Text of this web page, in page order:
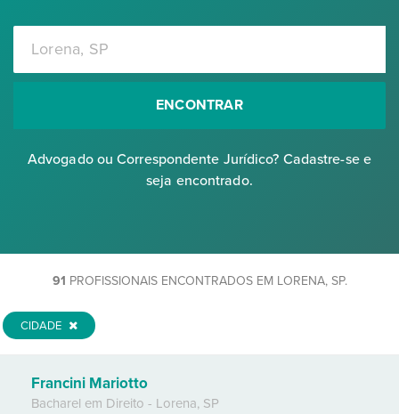
ENCONTRAR
Advogado ou Correspondente Jurídico? Cadastre-se e
seja encontrado.
91 PROFISSIONAIS ENCONTRADOS EM LORENA, SP.
CIDADE
Francini Mariotto
Bacharel em Direito - Lorena, SP